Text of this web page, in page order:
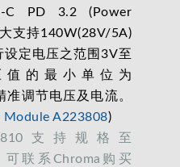
C PD 3.2 (Power
支持140W(28V/5A)
定电压之范围3V至
值的最小单位为
调节电压及电流。
Module A223808)
支持规格至
可联系Chroma购买